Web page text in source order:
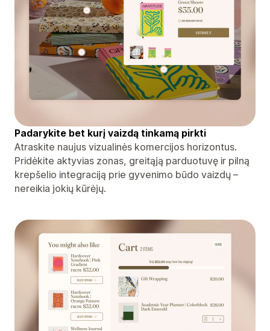
Padarykite bet kurį vaizdą tinkamą pirkti
Atraskite naujus vizualinės komercijos horizontus.
Pridėkite aktyvias zonas, greitąją parduotuvę ir pilną
krepšelio integraciją prie gyvenimo būdo vaizdų –
nereikia jokių kūrėjų.